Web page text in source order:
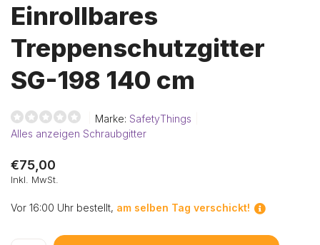
Einrollbares
Treppenschutzgitter
SG-198 140 cm
Marke: SafetyThings
Alles anzeigen Schraubgitter
€75,00
Inkl. MwSt.
Vor 16:00 Uhr bestellt, am selben Tag verschickt!